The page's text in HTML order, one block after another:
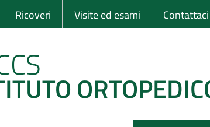
Rizzoli
Ricoveri Visite ed esami Contattaci